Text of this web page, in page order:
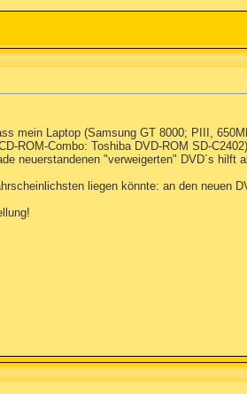
mein Laptop (Samsung GT 8000; PIII,
ROM-Combo: Toshiba DVD-ROM SD-
neuerstandenen "verweigerten" DVD´s hilft
liegen könnte: an den neuen